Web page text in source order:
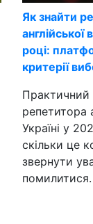
Як знайти
англійської
році:
критерії
Практичний
репетитора
Україні у
скільки це
звернути
помилитися.